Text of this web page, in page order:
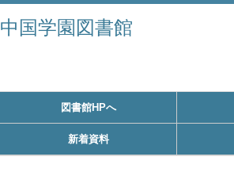
中国学園図書館
図書館HPへ
新着資料